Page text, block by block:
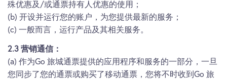
殊优惠及/或通票持有人优惠的使用；
(b) 开设并运行您的账户，为您提供最新的服务；
(c) 一般而言，运行产品及其相关服务。
2.3 营销通信：
(a) 作为Go 旅城通票提供的应用程序和服务的一部分，一旦
您同步了您的通票或购买了移动通票，您将不时收到Go 旅